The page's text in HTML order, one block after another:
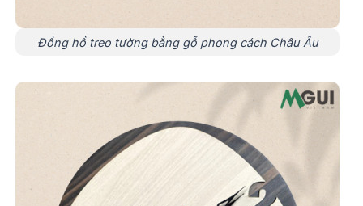
Đồng hồ treo tường bằng gỗ phong cách Châu Âu